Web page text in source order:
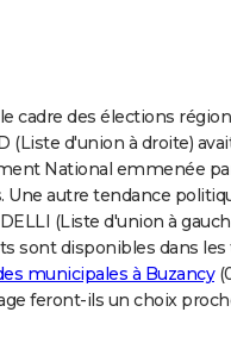
cadre des élections
d'union à droite)
National emmenée
Une autre tendance
(Liste d'union à
sont disponibles dans
municipales à Buzancy
feront-ils un choix